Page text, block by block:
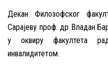
Декан Филозофског
Сарајеву проф. др Владан
у оквиру факултета
инвалидитетом.